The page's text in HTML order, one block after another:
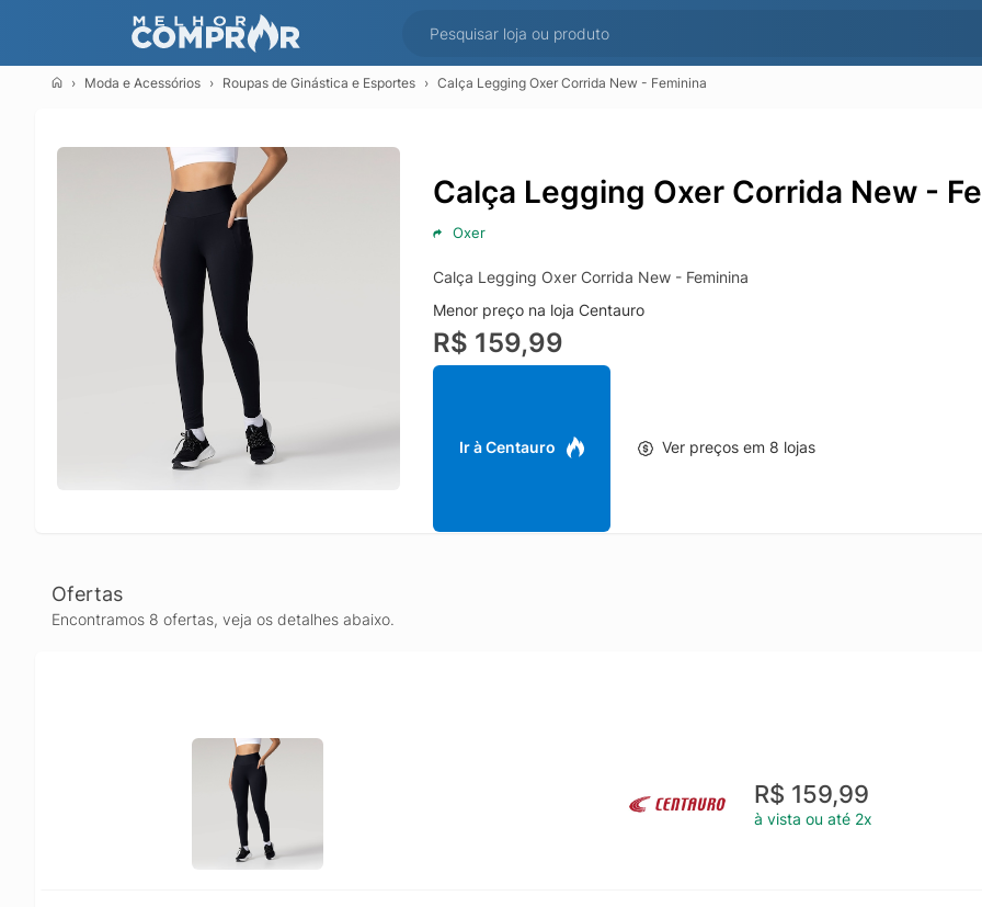
Moda e Acessórios Roupas de Ginástica e Esportes Calça Legging Oxer Corrida New - Feminina
Calça Legging Oxer Corrida New -
Oxer
Calça Legging Oxer Corrida New - Feminina
Menor preço na loja Centauro
R$ 159,99
Ir à Centauro Ver preços em 8 lojas
Ofertas
Encontramos 8 ofertas, veja os detalhes abaixo.
R$ 159,99
à vista ou até 2x